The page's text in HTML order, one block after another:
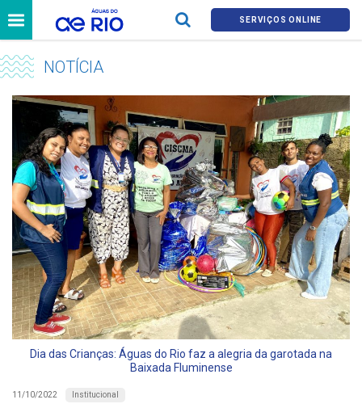
SERVIÇOS ONLINE
NOTÍCIA
Dia das Crianças: Águas do Rio faz a alegria da garotada na
Baixada Fluminense
11/10/2022 Institucional